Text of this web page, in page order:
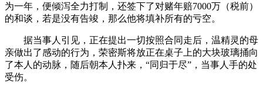
为一年，便倾泻全力打制，还签下了对赌年赔7000万（税前）
的和谈，若是没有告竣，那么他将填补所有的亏空。
据当事人引见，正在提出一切按照合同走后，温精灵的母
亲做出了感动的行为，荣密斯将放正在桌子上的大块玻璃捅向
了本人的动脉，随后朝本人扑来，“同归于尽”，当事人手的处
受伤。